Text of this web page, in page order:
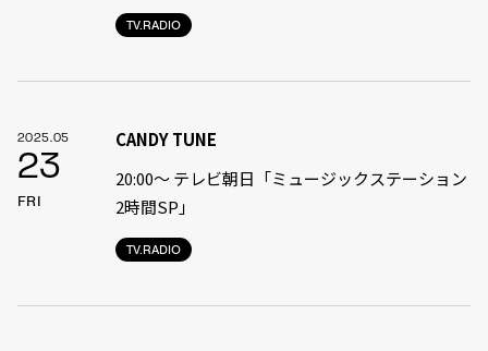
TV.RADIO
2025.05
23
FRI
TV.RADIO
CANDY TUNE
20:00〜 テレビ朝日「ミュージックステーション
2時間SP」